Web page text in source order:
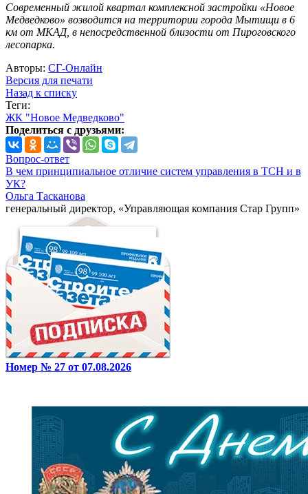
Современный жилой квартал комплексной застройки «Новое
Медведково» возводится на территории города Мытищи в 6
км от МКАД, в непосредственной близости от Пироговского
лесопарка.
Авторы: СГ-Онлайн
Версия для печати
Назад к списку
Теги:
ЖК "Новое Медведково"
Поделиться с друзьями:
Вопрос-ответ
В чем принципиальное отличие систем управления в ТСН и в
УК?
Ольга Тасканова
генеральный директор, «Управляющая компания Стар Групп»
Номер № 27 от 07.08.2026